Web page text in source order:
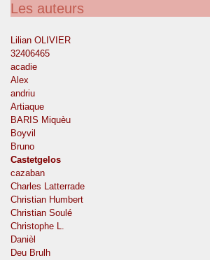
Les auteurs
Lilian OLIVIER
32406465
acadie
Alex
andriu
Artiaque
BARIS Miquèu
Boyvil
Bruno
Castetgelos
cazaban
Charles Latterrade
Christian Humbert
Christian Soulé
Christophe L.
Danièl
Deu Brulh